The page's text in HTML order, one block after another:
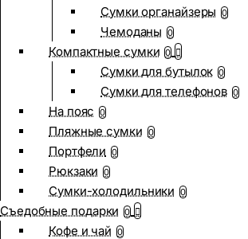
Сумки органайзеры 0
Чемоданы 0
Компактные сумки 0
Сумки для бутылок 0
Сумки для телефонов 0
На пояс 0
Пляжные сумки 0
Портфели 0
Рюкзаки 0
Сумки-холодильники 0
Съедобные подарки 0
Кофе и чай 0